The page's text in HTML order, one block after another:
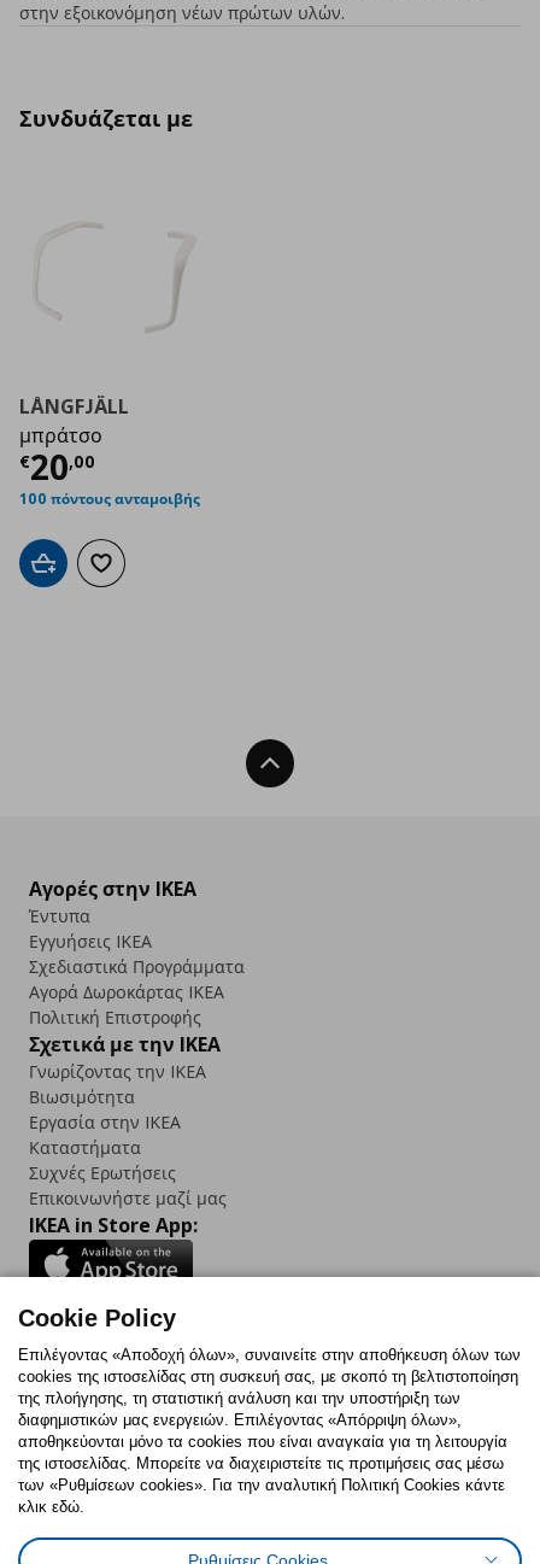
στην εξοικονόμηση νέων πρώτων υλών.
Συνδυάζεται με
LÅNGFJÄLL
μπράτσο
€20,00
Τρέχουσα τιμή
100 πόντους ανταμοιβής
Προσθήκη στο καλάθι
Προσθήκη στα αγαπημένα
Back To Top
Αγορές στην IKEA
Έντυπα
Εγγυήσεις IKEA
Σχεδιαστικά Προγράμματα
Αγορά Δωρoκάρτας IKEA
Πολιτική Επιστροφής
Σχετικά με την IKEA
Γνωρίζοντας την IKEA
Βιωσιμότητα
Εργασία στην IKEA
Καταστήματα
Συχνές Ερωτήσεις
Επικοινωνήστε μαζί μας
IKEA in Store App:
Follow us:
FacebookInstagram
TikTokYoutubePinterestTwitter
Πολιτική CookiesΔήλωση ψηφιακής προσβασιμότητας
Cookie Policy
Επιλέγοντας «Αποδοχή όλων», συναινείτε στην αποθήκευση όλων των
cookies της ιστοσελίδας στη συσκευή σας, με σκοπό τη βελτιστοποίηση
της πλοήγησης, τη στατιστική ανάλυση και την υποστήριξη των
διαφημιστικών μας ενεργειών. Επιλέγοντας «Απόρριψη όλων»,
αποθηκεύονται μόνο τα cookies που είναι αναγκαία για τη λειτουργία
της ιστοσελίδας. Μπορείτε να διαχειριστείτε τις προτιμήσεις σας μέσω
των «Ρυθμίσεων cookies». Για την αναλυτική Πολιτική Cookies κάντε
κλικ εδώ.